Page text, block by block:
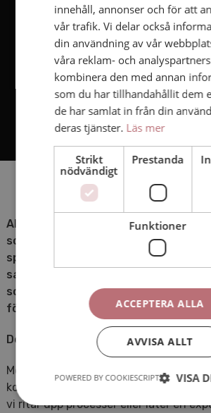
AHA Produktion är ett
som gör informationsfilm. Vi är
specialiserade inom redaktionell
samhällskommunikation och
som kräver kunskap, research och
förståelse av filmens innehåll.
Det svåra blir enkelt
Med en välproducerad
komplicerade enkelt. Vi använder
vi ritar upp processer eller låter en
innehåll, annonser och för att
vår trafik. Vi delar också
din användning av vår
våra reklam- och
kombinera den med annan
som du har tillhandahållit dem
de har samlat in från din
deras tjänster. Läs mer
Strikt
nödvändigt
Prestanda
Funktioner
ACCEPTERA ALLA
AVVISA ALLT
VISA
POWERED BY COOKIESCRIPT